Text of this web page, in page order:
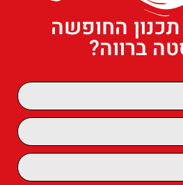
החופשה
ברווה?